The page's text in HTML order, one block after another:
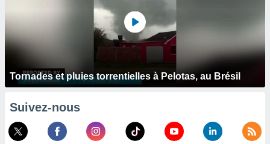
Tornades et pluies torrentielles à Pelotas, au Brésil
Suivez-nous